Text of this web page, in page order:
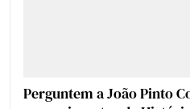
Perguntem a João Pinto